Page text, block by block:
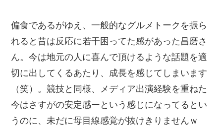
偏食であるがゆえ、一般的なグルメトークを振ら
れると昔は反応に若干困ってた感があった昌磨さ
ん。今は地元の人に喜んで頂けるような話題を適
切に出してくるあたり、成長を感じてしまいます
（笑）。競技と同様、メディア出演経験を重ねた
今はさすがの安定感ーという感じになってるとい
うのに、未だに母目線感覚が抜けきりませんｗ